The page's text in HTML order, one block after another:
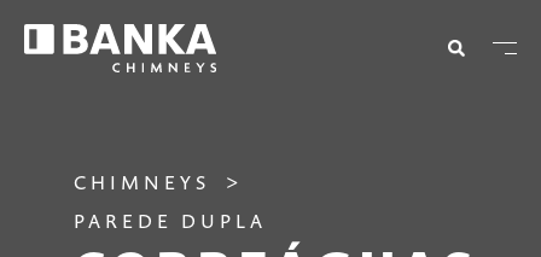
CHIMNEYS
PAREDE DUPLA